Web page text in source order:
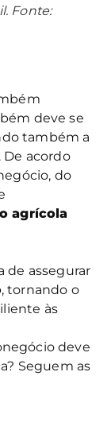
Fonte:
deve se
também a
acordo
do
agrícola
de assegurar
, tornando o
às
deve
Seguem as